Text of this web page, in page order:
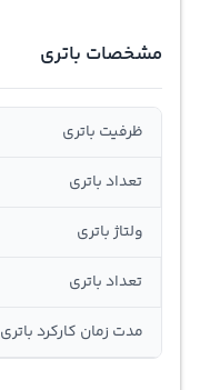
مشخصات باتری
ظرفیت باتری
تعداد باتری
ولتاژ باتری
تعداد باتری
مدت زمان کارکرد باتری